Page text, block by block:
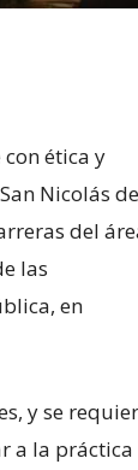
ética y
Nicolás de
del
las
en
y se
a la práctica